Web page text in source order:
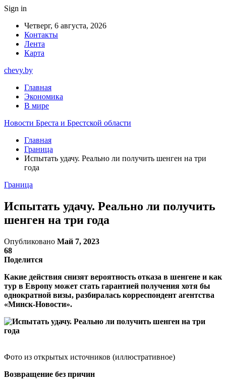
Sign in
Четверг, 6 августа, 2026
Контакты
Лента
Карта
chevy.by
Главная
Экономика
В мире
Новости Бреста и Брестской области
Главная
Граница
Испытать удачу. Реально ли получить шенген на три
года
Граница
Испытать удачу. Реально ли получить
шенген на три года
Опубликовано Май 7, 2023
68
Поделится
Какие действия снизят вероятность отказа в шенгене и как
тур в Европу может стать гарантией получения хотя бы
однократной визы, разбиралась корреспондент агентства
«Минск-Новости».
Фото из открытых источников (иллюстративное)
Возвращение без причин